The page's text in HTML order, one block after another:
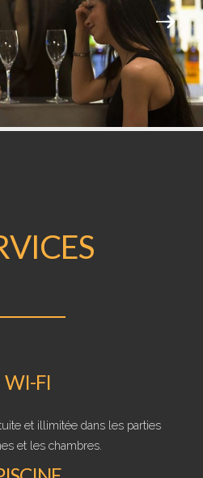
WI-FI
et illimitée dans les parties
et les chambres.